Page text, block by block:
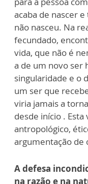
acaba de nascer
não nasceu. Na
fecundado,
vida, que não é
a de um novo ser
singularidade e o
um ser que
viria jamais a
desde início .
antropológico,
argumentação de
A defesa
na razão e na